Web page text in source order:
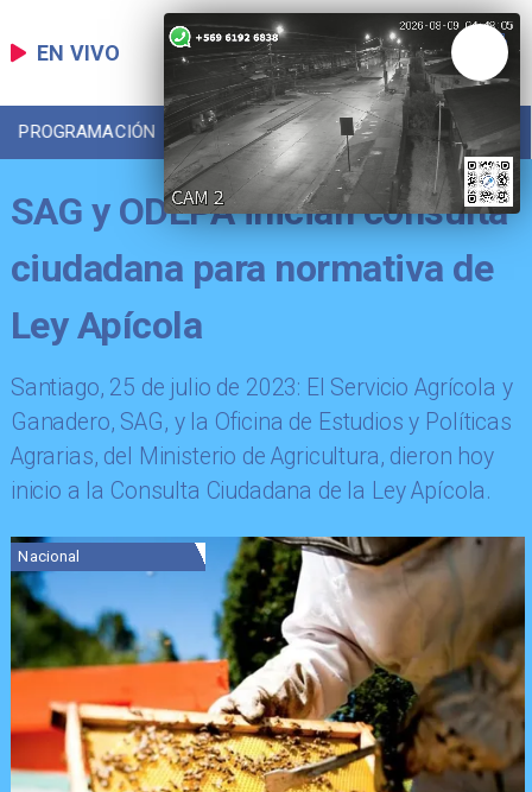
EN VIVO
PROGRAMACIÓN LOCAL DEPORTES
SAG y ODEPA inician consulta
ciudadana para normativa de
Ley Apícola
Santiago, 25 de julio de 2023: El Servicio Agrícola y
Ganadero, SAG, y la Oficina de Estudios y Políticas
Agrarias, del Ministerio de Agricultura, dieron hoy
inicio a la Consulta Ciudadana de la Ley Apícola.
Nacional